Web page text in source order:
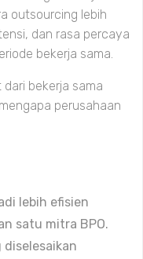
outsourcing lebih
dan rasa percaya
bekerja sama.
bekerja sama
perusahaan
lebih efisien
satu mitra BPO.
diselesaikan